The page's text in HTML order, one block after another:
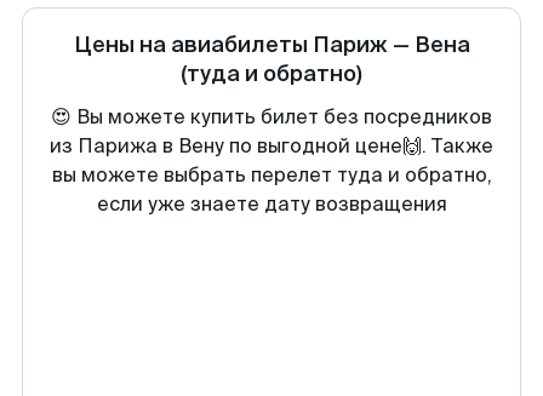
Цены на авиабилеты Париж— Вена
(туда и обратно)
😍 Вы можете купить билет без посредников
из Парижа в Вену по выгодной цене🙌. Также
вы можете выбрать перелет туда и обратно,
если уже знаете дату возвращения